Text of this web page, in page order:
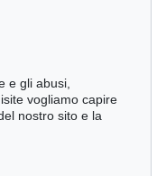
e gli abusi,
vogliamo capire
nostro sito e la